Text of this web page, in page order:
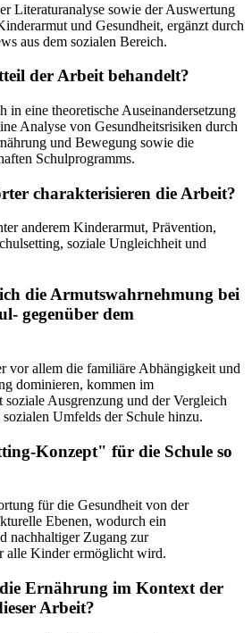
Literaturanalyse sowie der Auswertung
und Gesundheit, ergänzt durch
aus dem sozialen Bereich.
der Arbeit behandelt?
in eine theoretische Auseinandersetzung
Analyse von Gesundheitsrisiken durch
und Bewegung sowie die
Schulprogramms.
charakterisieren die Arbeit?
anderem Kinderarmut, Prävention,
soziale Ungleichheit und
die Armutswahrnehmung bei
gegenüber dem
vor allem die familiäre Abhängigkeit und
dominieren, kommen im
Ausgrenzung und der Vergleich
Umfelds der Schule hinzu.
Konzept" für die Schule so
für die Gesundheit von der
Ebenen, wodurch ein
nachhaltiger Zugang zur
alle Kinder ermöglicht wird.
Ernährung im Kontext der
Arbeit?